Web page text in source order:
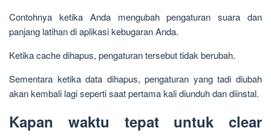
Contohnya ketika Anda mengubah pengaturan suara dan
panjang latihan di aplikasi kebugaran Anda.
Ketika cache dihapus, pengaturan tersebut tidak berubah.
Sementara ketika data dihapus, pengaturan yang tadi diubah
akan kembali lagi seperti saat pertama kali diunduh dan diinstal.
Kapan waktu tepat untuk clear